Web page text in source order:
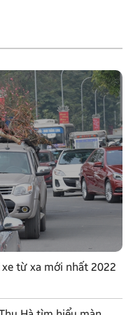
từ xa mới nhất 2022